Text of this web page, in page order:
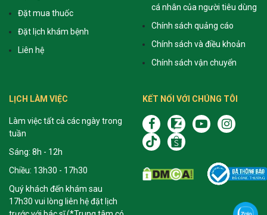
Đặt mua thuốc
Đặt lịch khám bệnh
Liên hệ
cá nhân của người tiêu dùng
Chính sách quảng cáo
Chính sách và điều khoản
Chính sách vận chuyển
LỊCH LÀM VIỆC
Làm việc tất cả các ngày trong
tuần
Sáng: 8h - 12h
Chiều: 13h30 - 17h30
Quý khách đến khám sau
17h30 vui lòng liên hệ đặt lịch
KẾT NỐI VỚI CHÚNG TÔI